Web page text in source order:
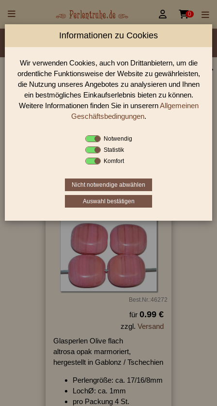
 0
Material/Glassorte Sorte/Form Farbe
Größen
Lochdurchmesser
Perlen Shop für gedrückte Perlen Oliven flach
In unserem Perlen Shop finden sie zahlreich gedrückte Perlen
Oliven flach und viele weiter Glasperlen.
Sie befinden sich in folgender Kategorie:
gedrückte Perlen|Oliven
Best.Nr.:46272
für 0.99 €
zzgl. Versand
Glasperlen Olive flach
altrosa opak marmoriert,
hergestellt in Gablonz / Tschechien
Perlengröße: ca. 17/16/8mm
LochØ: ca. 1mm
pro Packung 4 St.
Informationen zu Cookies
Wir verwenden Cookies, auch von Drittanbietern, um die
ordentliche Funktionsweise der Website zu gewährleisten,
die Nutzung unseres Angebotes zu analysieren und Ihnen
ein bestmögliches Einkaufserlebnis bieten zu können.
Weitere Informationen finden Sie in unserernAllgemeinen
Geschäftsbedingungen.
Notwendig
Statistik
Komfort
Nicht notwendige abwählen
Auswahl bestätigen